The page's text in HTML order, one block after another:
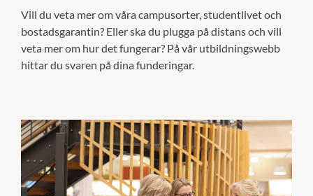
Vill du veta mer om våra campusorter, studentlivet och
bostadsgarantin? Eller ska du plugga på distans och vill
veta mer om hur det fungerar? På vår utbildningswebb
hittar du svaren på dina funderingar.